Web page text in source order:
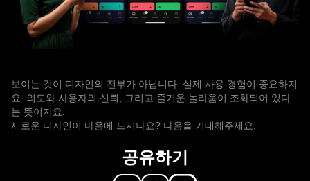
보이는 것이 디자인의 전부가 아닙니다. 실제 사용 경험이 중요하지
요. 의도와 사용자의 신뢰, 그리고 즐거운 놀라움이 조화되어 있다
는 뜻이지요.
새로운 디자인이 마음에 드시나요? 다음을 기대해주세요.
공유하기